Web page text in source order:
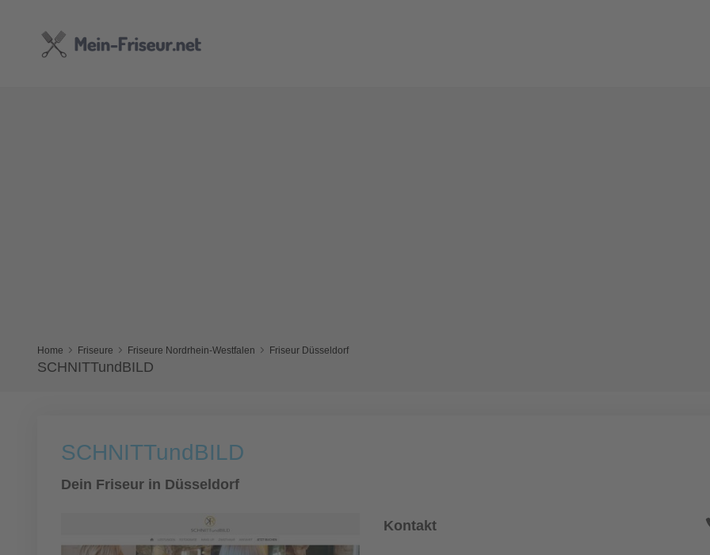
Home Friseure Friseure Nordrhein-Westfalen Friseur Düsseldorf
SCHNITTundBILD
SCHNITTundBILD
Dein Friseur in Düsseldorf
Kontakt